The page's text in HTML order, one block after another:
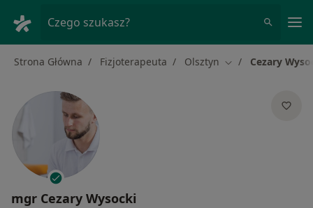
Czego szukasz?
Strona Główna Fizjoterapeuta Olsztyn Zmień miasto
Cezary
mgr Cezary Wysocki